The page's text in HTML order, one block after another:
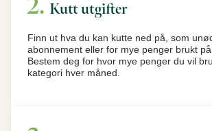
Kutt utgifter
Finn ut hva du kan kutte ned på, som
abonnement eller for mye penger brukt
Bestem deg for hvor mye penger du vil
kategori hver måned.